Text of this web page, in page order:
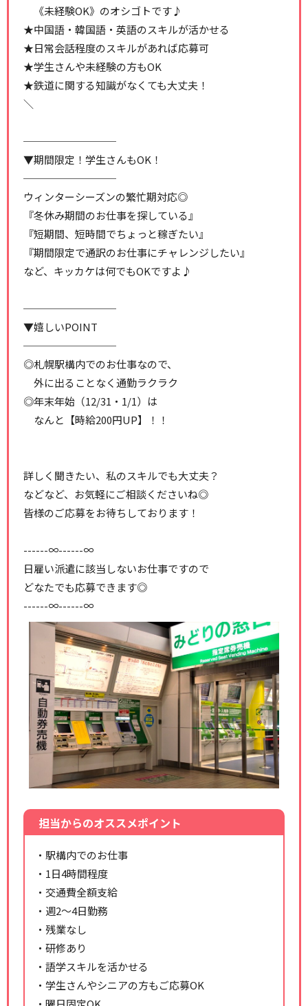
《未経験OK》のオシゴトです♪
★中国語・韓国語・英語のスキルが活かせる
★日常会話程度のスキルがあれば応募可
★学生さんや未経験の方もOK
★鉄道に関する知識がなくても大丈夫！
＼
─────────
▼期間限定！学生さんもOK！
─────────
ウィンターシーズンの繁忙期対応◎
『冬休み期間のお仕事を探している』
『短期間、短時間でちょっと稼ぎたい』
『期間限定で通訳のお仕事にチャレンジしたい』
など、キッカケは何でもOKですよ♪
─────────
▼嬉しいPOINT
─────────
◎札幌駅構内でのお仕事なので、
外に出ることなく通勤ラクラク
◎年末年始（12/31・1/1）は
なんと【時給200円UP】！！
詳しく聞きたい、私のスキルでも大丈夫？
などなど、お気軽にご相談くださいね◎
皆様のご応募をお待ちしております！
------∞------∞
日雇い派遣に該当しないお仕事ですので
どなたでも応募できます◎
------∞------∞
担当からのオススメポイント
・駅構内でのお仕事
・1日4時間程度
・交通費全額支給
・週2～4日勤務
・残業なし
・研修あり
・語学スキルを活かせる
・学生さんやシニアの方もご応募OK